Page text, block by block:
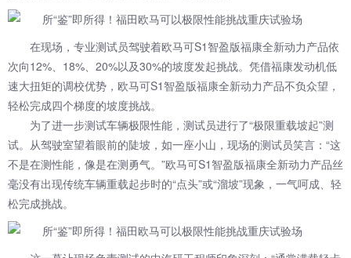
在现场，专业测试员驾驶着欧马可S1智盈版福康全新动力产品依
次向12%、18%、20%以及30%的坡度发起挑战。凭借福康发动机低
速大扭矩的调校优势，欧马可S1智盈版福康全新动力产品不负众望，
轻松完成四个梯度的坡度挑战。
为了进一步测试车辆极限性能，测试员进行了“极限重载坡起”测
试。从驾驶室望着眼前的陡坡，如一座小山，现场的测试员笑言：“这
不是在测性能，像是在测勇气。”欧马可S1智盈版福康全新动力产品丝
毫没有出现传统车辆重载起步时的“点头”或“溜坡”现象，一气呵成、轻
松完成挑战。